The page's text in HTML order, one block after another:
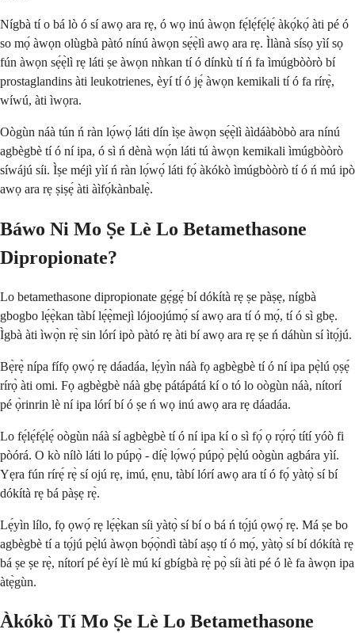
Nígbà tí o bá lò ó sí awọ ara rẹ, ó wọ inú àwọn fẹ́lẹ́fẹ́lẹ́ àkọ́kọ́ àti pé ó
so mọ́ àwọn olùgbà pàtó nínú àwọn sẹ́ẹ̀lì awọ ara rẹ. Ìlànà sísọ yìí sọ
fún àwọn sẹ́ẹ̀lì rẹ láti ṣe àwọn nǹkan tí ó dínkù tí ń fa ìmúgbòòrò bí
prostaglandins àti leukotrienes, èyí tí ó jẹ́ àwọn kemikali tí ó fa rírẹ̀,
wíwú, àti ìwọra.
Oògùn náà tún ń ràn lọ́wọ́ láti dín ìṣe àwọn sẹ́ẹ̀lì àìdáàbòbò ara nínú
agbègbè tí ó ní ipa, ó sì ń dènà wọ́n láti tú àwọn kemikali ìmúgbòòrò
síwájú síi. Ìṣe méjì yìí ń ràn lọ́wọ́ láti fọ́ àkókò ìmúgbòòrò tí ó ń mú ipò
awọ ara rẹ ṣiṣẹ́ àti àìfọ́kànbalẹ̀.
Báwo Ni Mo Ṣe Lè Lo Betamethasone
Dipropionate?
Lo betamethasone dipropionate gẹ́gẹ́ bí dókítà rẹ ṣe pàṣẹ, nígbà
gbogbo lẹ́ẹ̀kan tàbí lẹ́ẹ̀mejì lójoojúmọ́ sí awọ ara tí ó mọ́, tí ó sì gbẹ.
Ìgbà àti ìwọ̀n rẹ̀ sin lórí ipò pàtó rẹ àti bí awọ ara rẹ ṣe ń dáhùn sí ìtọ́jú.
Bẹ̀rẹ̀ nípa fífọ ọwọ́ rẹ dáadáa, lẹ́yìn náà fọ agbègbè tí ó ní ipa pẹ̀lú ọṣẹ́
rírọ̀ àti omi. Fọ agbègbè náà gbẹ pátápátá kí o tó lo oògùn náà, nítorí
pé ọ̀rinrin lè ní ipa lórí bí ó ṣe ń wọ inú awọ ara rẹ dáadáa.
Lo fẹ́lẹ́fẹ́lẹ́ oògùn náà sí agbègbè tí ó ní ipa kí o sì fọ́ ọ rọ́rọ́ títí yóò fi
pòórá. O kò nílò láti lo púpọ̀ - díẹ̀ lọ́wọ́ púpọ̀ pẹ̀lú oògùn agbára yìí.
Yẹra fún rírẹ́ rẹ̀ sí ojú rẹ, imú, ẹnu, tàbí lórí awọ ara tí ó fọ́ yàtọ̀ sí bí
dókítà rẹ bá pàṣẹ rẹ̀.
Lẹ́yìn lílo, fọ ọwọ́ rẹ lẹ́ẹ̀kan síi yàtọ̀ sí bí o bá ń tọ́jú ọwọ́ rẹ. Má ṣe bo
agbègbè tí a tọ́jú pẹ̀lú àwọn bọ́ọ̀ndì tàbí aṣọ tí ó mọ́, yàtọ̀ sí bí dókítà rẹ
bá ṣe ṣe rẹ̀, nítorí pé èyí lè mú kí gbígbà rẹ̀ pọ̀ síi àti pé ó lè fa àwọn ipa
àtẹ̀gùn.
Àkókò Tí Mo Ṣe Lè Lo Betamethasone